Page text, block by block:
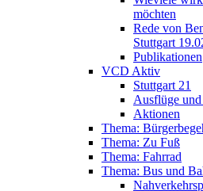
möchten
Rede von
Stuttgart
Publikationen
VCD Aktiv
Stuttgart 21
Ausflüge und
Aktionen
Thema:
Thema: Zu Fuß
Thema: Fahrrad
Thema: Bus und